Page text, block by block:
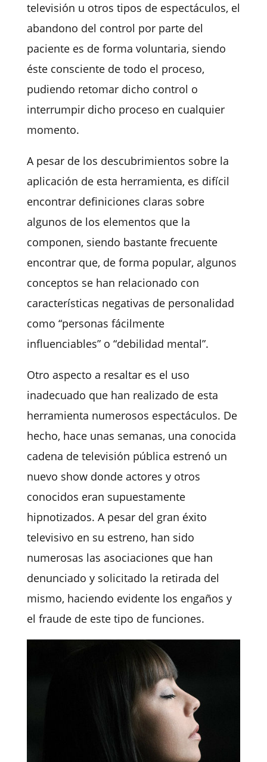
televisión u otros tipos de espectáculos, el
abandono del control por parte del
paciente es de forma voluntaria, siendo
éste consciente de todo el proceso,
pudiendo retomar dicho control o
interrumpir dicho proceso en cualquier
momento.
A pesar de los descubrimientos sobre la
aplicación de esta herramienta, es difícil
encontrar definiciones claras sobre
algunos de los elementos que la
componen, siendo bastante frecuente
encontrar que, de forma popular, algunos
conceptos se han relacionado con
características negativas de personalidad
como “personas fácilmente
influenciables” o “debilidad mental”.
Otro aspecto a resaltar es el uso
inadecuado que han realizado de esta
herramienta numerosos espectáculos. De
hecho, hace unas semanas, una conocida
cadena de televisión pública estrenó un
nuevo show donde actores y otros
conocidos eran supuestamente
hipnotizados. A pesar del gran éxito
televisivo en su estreno, han sido
numerosas las asociaciones que han
denunciado y solicitado la retirada del
mismo, haciendo evidente los engaños y
el fraude de este tipo de funciones.